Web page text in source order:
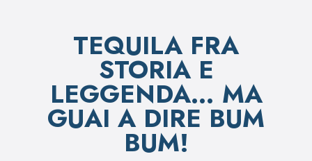
TEQUILA FRA
STORIA E
LEGGENDA… MA
GUAI A DIRE BUM
BUM!